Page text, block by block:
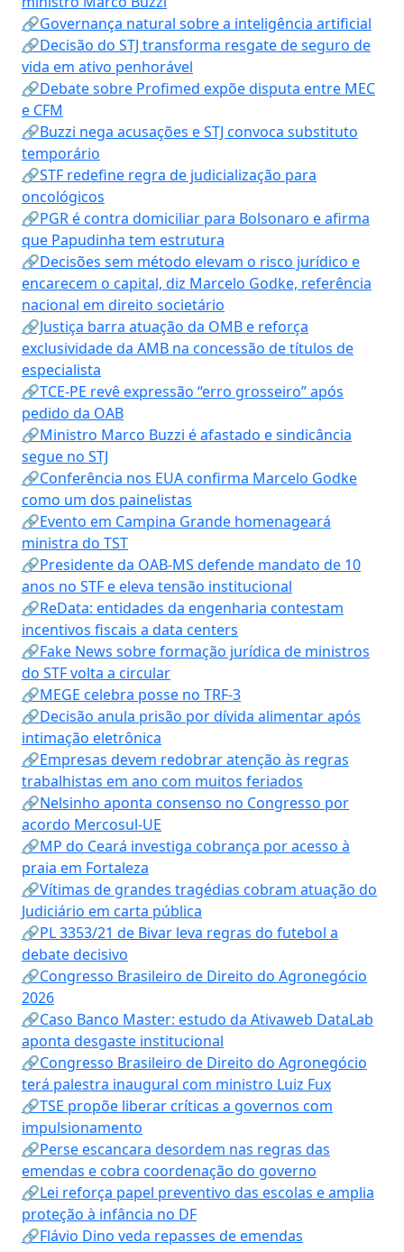
🔗Governança natural sobre a inteligência artificial
🔗Decisão do STJ transforma resgate de seguro de
vida em ativo penhorável
🔗Debate sobre Profimed expõe disputa entre MEC
e CFM
🔗Buzzi nega acusações e STJ convoca substituto
temporário
🔗STF redefine regra de judicialização para
oncológicos
🔗PGR é contra domiciliar para Bolsonaro e afirma
que Papudinha tem estrutura
🔗Decisões sem método elevam o risco jurídico e
encarecem o capital, diz Marcelo Godke, referência
nacional em direito societário
🔗Justiça barra atuação da OMB e reforça
exclusividade da AMB na concessão de títulos de
especialista
🔗TCE-PE revê expressão “erro grosseiro” após
pedido da OAB
🔗Ministro Marco Buzzi é afastado e sindicância
segue no STJ
🔗Conferência nos EUA confirma Marcelo Godke
como um dos painelistas
🔗Evento em Campina Grande homenageará
ministra do TST
🔗Presidente da OAB-MS defende mandato de 10
anos no STF e eleva tensão institucional
🔗ReData: entidades da engenharia contestam
incentivos fiscais a data centers
🔗Fake News sobre formação jurídica de ministros
do STF volta a circular
🔗MEGE celebra posse no TRF-3
🔗Decisão anula prisão por dívida alimentar após
intimação eletrônica
🔗Empresas devem redobrar atenção às regras
trabalhistas em ano com muitos feriados
🔗Nelsinho aponta consenso no Congresso por
acordo Mercosul-UE
🔗MP do Ceará investiga cobrança por acesso à
praia em Fortaleza
🔗Vítimas de grandes tragédias cobram atuação do
Judiciário em carta pública
🔗PL 3353/21 de Bivar leva regras do futebol a
debate decisivo
🔗Congresso Brasileiro de Direito do Agronegócio
2026
🔗Caso Banco Master: estudo da Ativaweb DataLab
aponta desgaste institucional
🔗Congresso Brasileiro de Direito do Agronegócio
terá palestra inaugural com ministro Luiz Fux
🔗TSE propõe liberar críticas a governos com
impulsionamento
🔗Perse escancara desordem nas regras das
emendas e cobra coordenação do governo
🔗Lei reforça papel preventivo das escolas e amplia
proteção à infância no DF
🔗Flávio Dino veda repasses de emendas